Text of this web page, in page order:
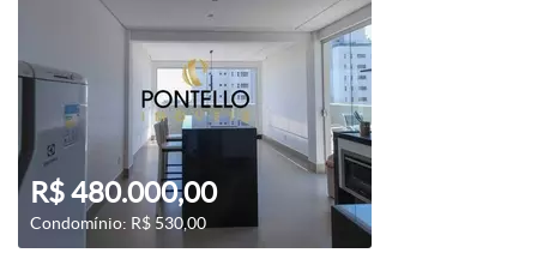
R$ 480.000,00
Condomínio: R$ 530,00